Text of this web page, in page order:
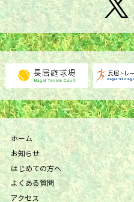
ホーム
お知らせ
はじめての方へ
よくある質問
アクセス